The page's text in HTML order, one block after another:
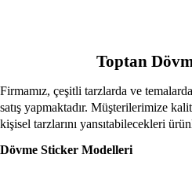
Toptan
Firmamız, çeşitli tarzlarda ve
satış yapmaktadır. Müşterilerimize
kişisel tarzlarını yansıtabilecekleri
Dövme Sticker Modelleri